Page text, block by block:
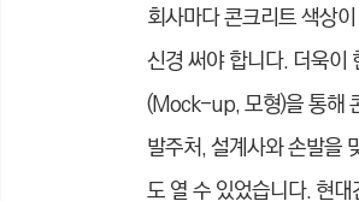
회사마다 콘크리트 색상
신경 써야 합니다. 더욱이
(Mock-up, 모형)을 통해
발주처, 설계사와 손발을
도 열 수 있었습니다. 현